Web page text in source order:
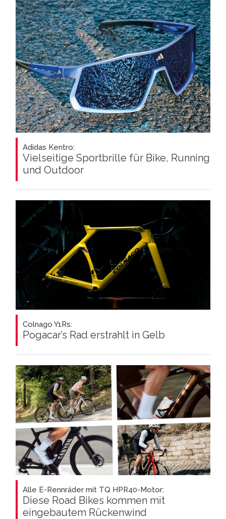
Adidas Kentro:
Vielseitige Sportbrille für Bike, Running
und Outdoor
Colnago Y1Rs:
Pogacar’s Rad erstrahlt in Gelb
Alle E-Rennräder mit TQ HPR40-Motor:
Diese Road Bikes kommen mit
eingebautem Rückenwind